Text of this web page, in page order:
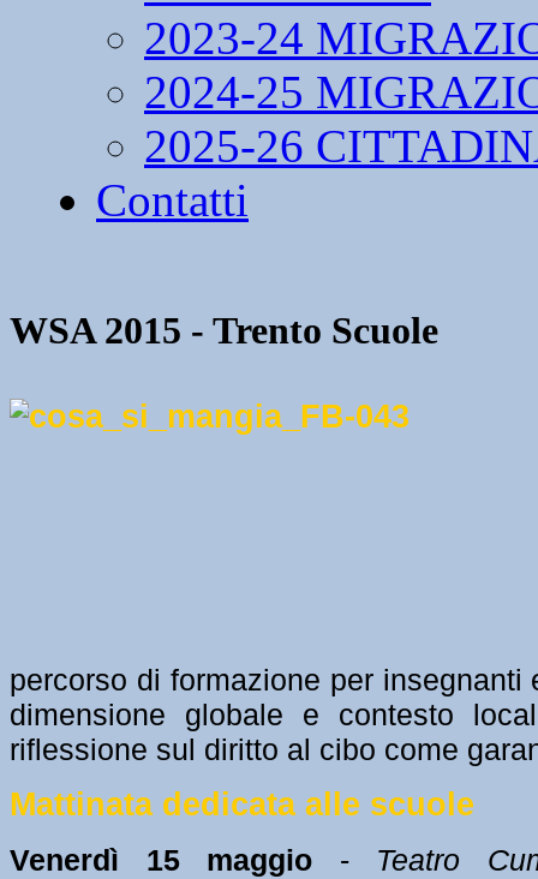
2023-24
2024-25
2025-26
Contatti
WSA 2015 - Trento Scuole
percorso di formazione per insegnanti
dimensione globale e contesto
riflessione sul diritto al cibo come
Mattinata dedicata alle scuole
Venerdì 15 maggio - Teatro